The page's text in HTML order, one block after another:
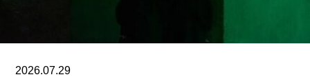
性”。
2026.07.29